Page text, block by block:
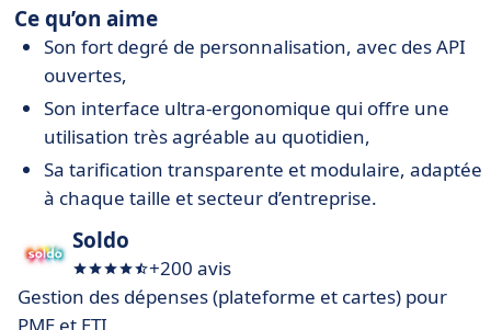
Ce qu’on aime
Son fort degré de personnalisation, avec des API
ouvertes,
Son interface ultra-ergonomique qui offre une
utilisation très agréable au quotidien,
Sa tarification transparente et modulaire, adaptée
à chaque taille et secteur d’entreprise.
Soldo
+200 avis
Gestion des dépenses (plateforme et cartes) pour